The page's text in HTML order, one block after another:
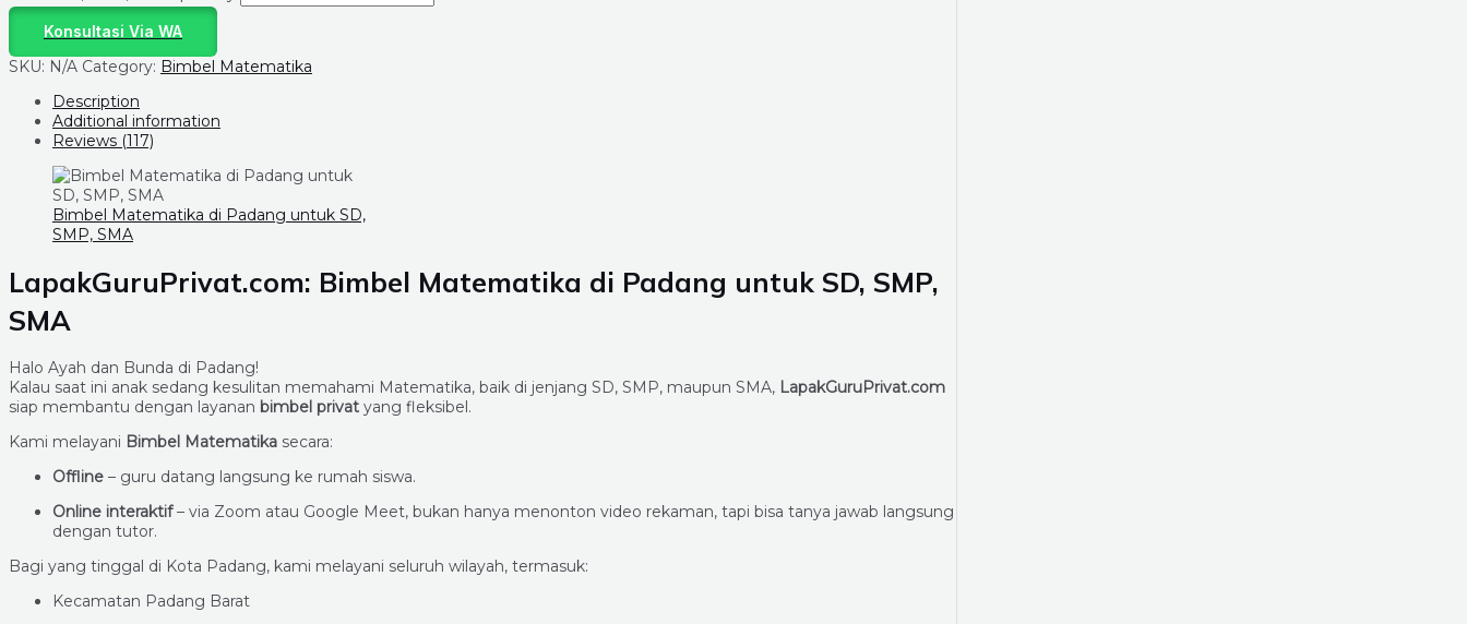
Konsultasi Via WA
SKU: N/A Category: Bimbel Matematika
Description
Additional information
Reviews (117)
Bimbel Matematika di Padang untuk SD,
SMP, SMA
LapakGuruPrivat.com: Bimbel Matematika di Padang untuk SD, SMP,
SMA
Halo Ayah dan Bunda di Padang!
Kalau saat ini anak sedang kesulitan memahami Matematika, baik di jenjang SD, SMP, maupun SMA, LapakGuruPrivat.com
siap membantu dengan layanan bimbel privat yang fleksibel.
Kami melayani Bimbel Matematika secara:
Offline – guru datang langsung ke rumah siswa.
Online interaktif– via Zoom atau Google Meet, bukan hanya menonton video rekaman, tapi bisa tanya jawab langsung
dengan tutor.
Bagi yang tinggal di Kota Padang, kami melayani seluruh wilayah, termasuk:
Kecamatan Padang Barat